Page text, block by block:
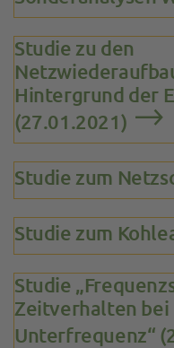
Studie zu den
Hintergrund der
(27.01.2021)
Studie zum
Studie zum
Studie
Zeitverhalten bei
Unterfrequenz“